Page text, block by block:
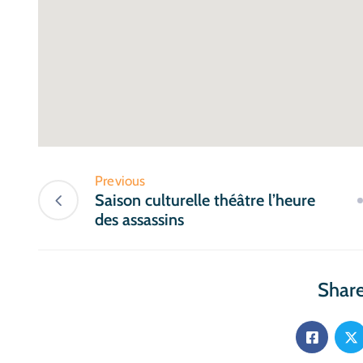
Previous
Saison culturelle théâtre l’heure
des assassins